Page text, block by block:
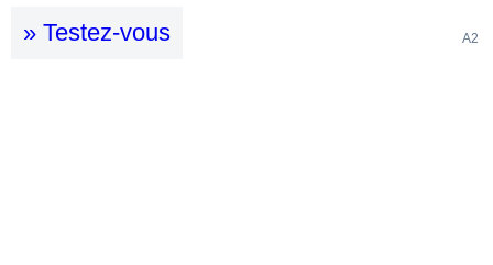
» Testez-vous A2